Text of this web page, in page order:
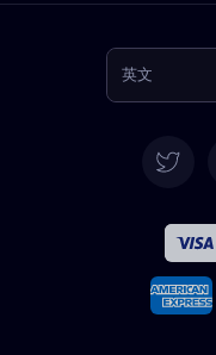
英文
義大利語